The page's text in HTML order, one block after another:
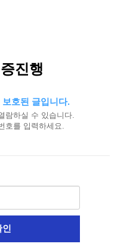
진행
호된 글입니다.
람하실 수 있습니다.
호를 입력하세요.